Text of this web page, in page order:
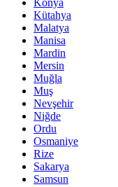
Kütahya
Malatya
Manisa
Mardin
Mersin
Muğla
Muş
Nevşehir
Niğde
Ordu
Osmaniye
Rize
Sakarya
Samsun